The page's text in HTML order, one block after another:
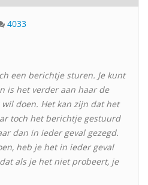
4033
een berichtje sturen. Je kunt
is het verder aan haar de
doen. Het kan zijn dat het
toch het berichtje gestuurd
dan in ieder geval gezegd.
heb je het in ieder geval
als je het niet probeert, je